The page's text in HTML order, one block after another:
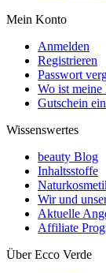
Mein Konto
Anmelden
Registrieren
Passwort
Wo ist
Gutschein
Wissenswertes
beauty Blog
Inhaltsstoffe
Wir und
Aktuelle
Affiliate
Über Ecco Verde